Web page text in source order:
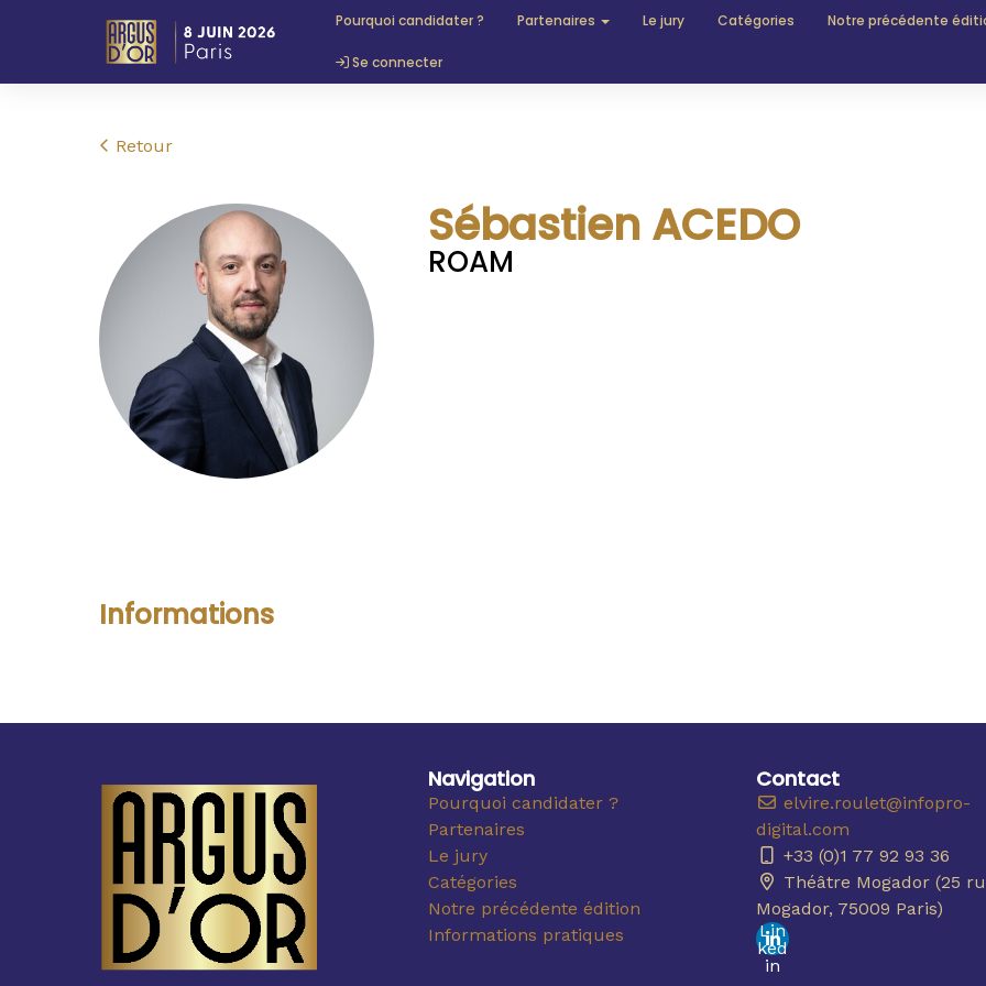
Pourquoi candidater ? Partenaires Le jury Catégories Notre précédente
Se connecter
Retour
Sébastien ACEDO
ROAM
Informations
Navigation
Pourquoi candidater ?
Partenaires
Le jury
Catégories
Notre précédente édition
Informations pratiques
Contact
elvire.roulet@infopro-
digital.com
+33 (0)1 77 92 93 36
Théâtre Mogador (25
Mogador, 75009 Paris)
Lin
ked
in